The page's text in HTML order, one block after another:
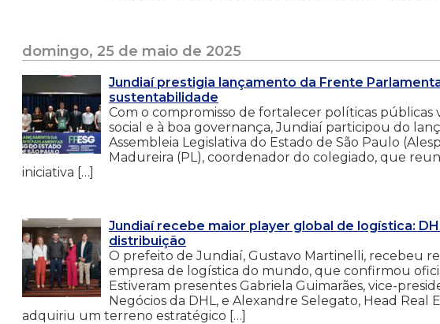
domingo, 25 de maio de 2025
Jundiaí prestigia lançamento da Frente
sustentabilidade
Com o compromisso de fortalecer políticas públicas
social e à boa governança, Jundiaí participou do
Assembleia Legislativa do Estado de São Paulo
Madureira (PL), coordenador do colegiado, que
iniciativa […]
Jundiaí recebe maior player global de logística:
distribuição
O prefeito de Jundiaí, Gustavo Martinelli, recebeu
empresa de logística do mundo, que confirmou
Estiveram presentes Gabriela Guimarães, vice-
Negócios da DHL, e Alexandre Selegato, Head Real
adquiriu um terreno estratégico […]